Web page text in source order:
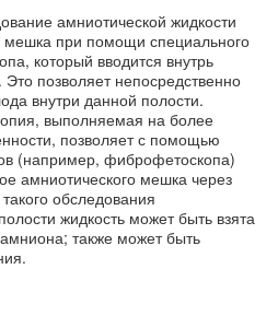
амниотической жидкости
мешка при помощи специального
который вводится внутрь
позволяет непосредственно
внутри данной полости.
выполняемая на более
позволяет с помощью
(например, фиброфетоскопа)
амниотического мешка через
обследования
жидкость может быть взята
также может быть